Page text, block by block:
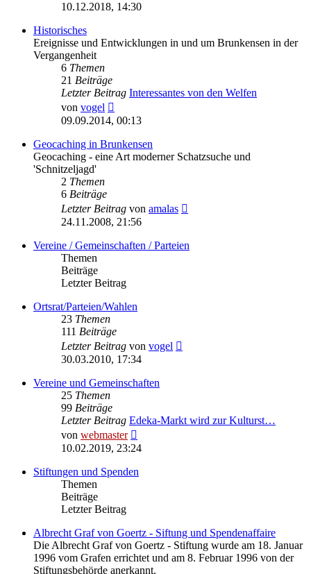
Beitrag
10.12.2018, 14:30
Historisches
Ereignisse und Entwicklungen in und um Brunkensen in der
Vergangenheit
6 Themen
21 Beiträge
Letzter Beitrag Interessantes von den Welfen
von vogel
Beitrag
09.09.2014, 00:13
Geocaching in Brunkensen
Geocaching - eine Art moderner Schatzsuche und
'Schnitzeljagd'
2 Themen
6 Beiträge
Letzter Beitrag von amalas
24.11.2008, 21:56
Vereine / Gemeinschaften / Parteien
Themen
Beiträge
Letzter Beitrag
Ortsrat/Parteien/Wahlen
23 Themen
111 Beiträge
Letzter Beitrag von vogel
30.03.2010, 17:34
Vereine und Gemeinschaften
25 Themen
99 Beiträge
Letzter Beitrag Edeka-Markt wird zur Kulturst…
von webmaster
Beitrag
10.02.2019, 23:24
Stiftungen und Spenden
Themen
Beiträge
Letzter Beitrag
Albrecht Graf von Goertz - Siftung und Spendenaffaire
Die Albrecht Graf von Goertz - Stiftung wurde am 18. Januar
1996 vom Grafen errichtet und am 8. Februar 1996 von der
Stiftungsbehörde anerkannt.